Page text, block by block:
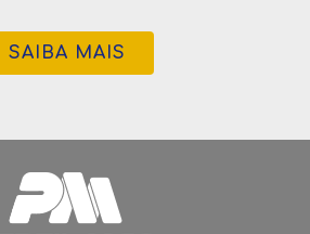
SAIBA MAIS